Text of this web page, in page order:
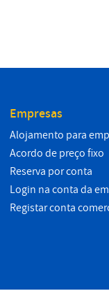
Empresas
Alojamento para
Acordo de preço fixo
Reserva por conta
Login na conta da
Registar conta